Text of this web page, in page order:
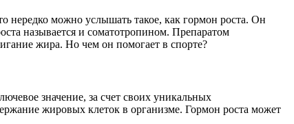
нередко можно услышать такое, как гормон роста. Он
называется и соматотропином. Препаратом
жира. Но чем он помогает в спорте?
значение, за счет своих уникальных
жировых клеток в организме. Гормон роста может